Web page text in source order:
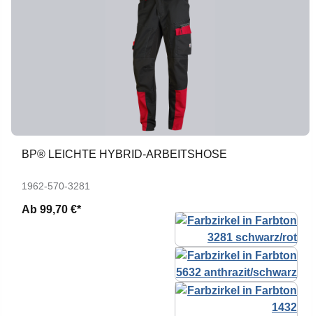
BP® LEICHTE HYBRID-ARBEITSHOSE
1962-570-3281
Ab 99,70 €*